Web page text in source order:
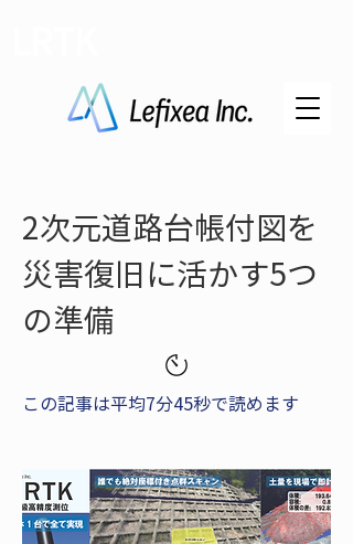
2次元道路台帳付図を
災害復旧に活かす5つ
の準備
この記事は平均7分45秒で読めます